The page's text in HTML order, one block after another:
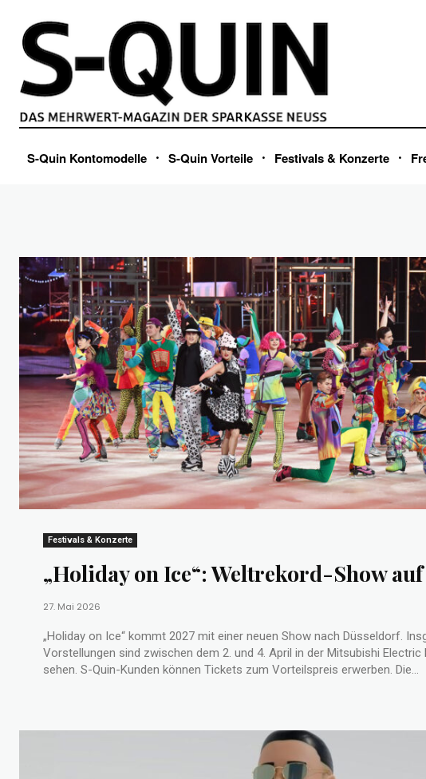
S-Quin Kontomodelle S-Quin Vorteile Festivals & Konzerte
Festivals & Konzerte
„Holiday on Ice“: Weltrekord-Show
27. Mai 2026
„Holiday on Ice“ kommt 2027 mit einer neuen Show nach Düsseldorf.
Vorstellungen sind zwischen dem 2. und 4. April in der Mitsubishi Electric
sehen. S-Quin-Kunden können Tickets zum Vorteilspreis erwerben. Die...